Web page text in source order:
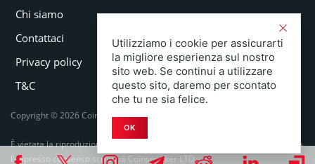
Chi siamo
Contattaci
Privacy policy
T&C
Copyright © 2026 Coinspeaker LTD. All rights reserved.
È vietata la riproduzione totale o parziale in qualsiasi forma o mezzo senza
l'espresso consenso scritto di Coinspeaker LTD.
Utilizziamo i cookie per assicurarti
la migliore esperienza sul nostro
sito web. Se continui a utilizzare
questo sito, daremo per scontato
che tu ne sia felice.
OK